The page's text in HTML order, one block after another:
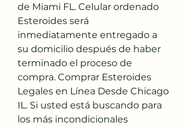
de Miami FL. Celular ordenado
Esteroides será
inmediatamente entregado a
su domicilio después de haber
terminado el proceso de
compra. Comprar Esteroides
Legales en Línea Desde Chicago
IL. Si usted está buscando para
los más incondicionales